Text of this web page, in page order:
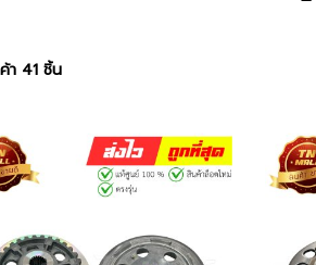
า 41 ชิ้น